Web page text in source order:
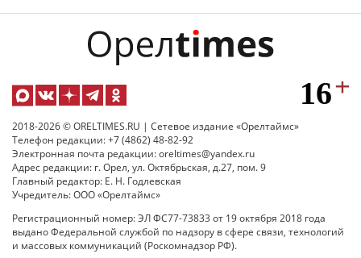
2018-2026 © ORELTIMES.RU | Сетевое издание «Орелтаймс»
Телефон редакции: +7 (4862) 48-82-92
Электронная почта редакции: oreltimes@yandex.ru
Адрес редакции: г. Орел, ул. Октябрьская, д.27, пом. 9
Главный редактор: Е. Н. Годлевская
Учредитель: ООО «Орелтаймс»
Регистрационный номер: ЭЛ ФС77-73833 от 19 октября 2018 года
выдано Федеральной службой по надзору в сфере связи, технологий
и массовых коммуникаций (Роскомнадзор РФ).